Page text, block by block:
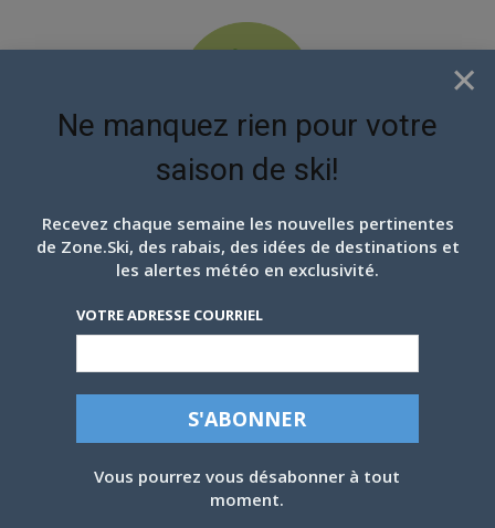
EN ATTENDANT LES
EN IMAGES: MAY
MADNESS, SOMMET ST-
×
Ne manquez rien pour votre
saison de ski!
Recevez chaque semaine les nouvelles pertinentes
de Zone.Ski, des rabais, des idées de destinations et
les alertes météo en exclusivité.
VOTRE ADRESSE COURRIEL
Vous pourrez vous désabonner à tout
moment.